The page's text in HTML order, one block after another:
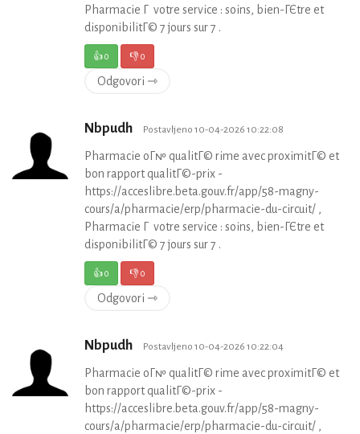
Pharmacie Г votre service : soins, bien-ГЄtre et
disponibilitГ© 7 jours sur 7 .
👍0 👎0
Odgovori ⇾
Nbpudh Postavljeno 10-04-2026 10:22:08
Pharmacie oГ№ qualitГ© rime avec proximitГ© et
bon rapport qualitГ©-prix -
https://acceslibre.beta.gouv.fr/app/58-magny-
cours/a/pharmacie/erp/pharmacie-du-circuit/ ,
Pharmacie Г votre service : soins, bien-ГЄtre et
disponibilitГ© 7 jours sur 7 .
👍0 👎0
Odgovori ⇾
Nbpudh Postavljeno 10-04-2026 10:22:04
Pharmacie oГ№ qualitГ© rime avec proximitГ© et
bon rapport qualitГ©-prix -
https://acceslibre.beta.gouv.fr/app/58-magny-
cours/a/pharmacie/erp/pharmacie-du-circuit/ ,